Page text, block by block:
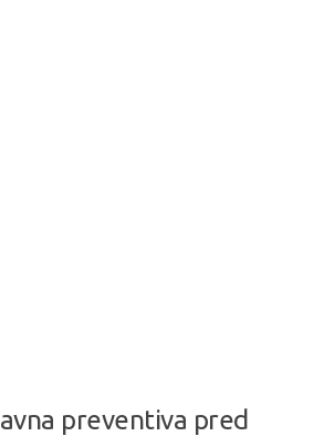
preventiva pred